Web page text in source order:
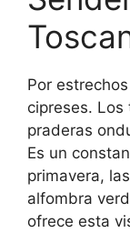
Por
cipreses.
praderas
Es un
primavera,
alfombra
ofrece esta